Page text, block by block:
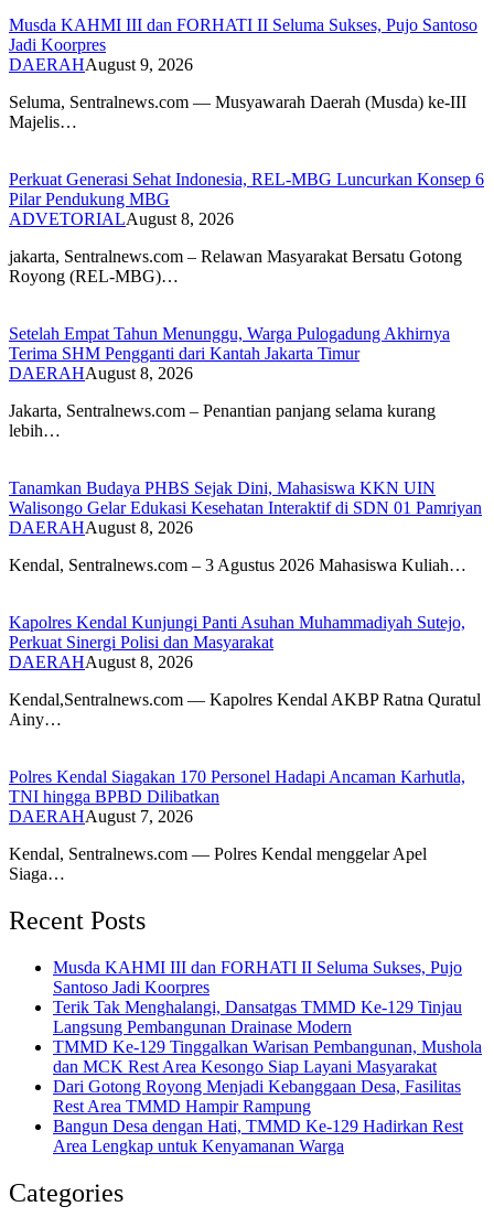
Musda KAHMI III dan FORHATI II Seluma Sukses, Pujo Santoso
Jadi Koorpres
DAERAHAugust 9, 2026
Seluma, Sentralnews.com — Musyawarah Daerah (Musda) ke-III
Majelis…
Perkuat Generasi Sehat Indonesia, REL-MBG Luncurkan Konsep 6
Pilar Pendukung MBG
ADVETORIALAugust 8, 2026
‎jakarta, Sentralnews.com – Relawan Masyarakat Bersatu Gotong
Royong (REL-MBG)…
Setelah Empat Tahun Menunggu, Warga Pulogadung Akhirnya
Terima SHM Pengganti dari Kantah Jakarta Timur
DAERAHAugust 8, 2026
Jakarta, Sentralnews.com – Penantian panjang selama kurang
lebih…
Tanamkan Budaya PHBS Sejak Dini, Mahasiswa KKN UIN
Walisongo Gelar Edukasi Kesehatan Interaktif di SDN 01 Pamriyan
DAERAHAugust 8, 2026
​Kendal, Sentralnews.com – 3 Agustus 2026 Mahasiswa Kuliah…
Kapolres Kendal Kunjungi Panti Asuhan Muhammadiyah Sutejo,
Perkuat Sinergi Polisi dan Masyarakat
DAERAHAugust 8, 2026
Kendal,Sentralnews.com — Kapolres Kendal AKBP Ratna Quratul
Ainy…
Polres Kendal Siagakan 170 Personel Hadapi Ancaman Karhutla,
TNI hingga BPBD Dilibatkan
DAERAHAugust 7, 2026
Kendal, Sentralnews.com — Polres Kendal menggelar Apel
Siaga…
Recent Posts
Musda KAHMI III dan FORHATI II Seluma Sukses, Pujo
Santoso Jadi Koorpres
Terik Tak Menghalangi, Dansatgas TMMD Ke-129 Tinjau
Langsung Pembangunan Drainase Modern
TMMD Ke-129 Tinggalkan Warisan Pembangunan, Mushola
dan MCK Rest Area Kesongo Siap Layani Masyarakat
Dari Gotong Royong Menjadi Kebanggaan Desa, Fasilitas
Rest Area TMMD Hampir Rampung
Bangun Desa dengan Hati, TMMD Ke-129 Hadirkan Rest
Area Lengkap untuk Kenyamanan Warga
Categories